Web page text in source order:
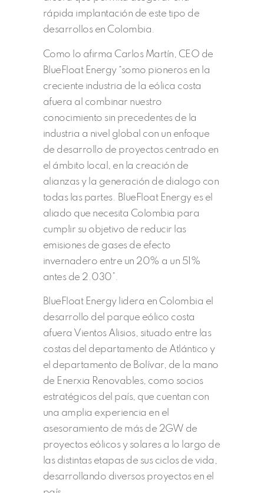
rápida implantación de este tipo de
desarrollos en Colombia.
Como lo afirma Carlos Martín, CEO de
BlueFloat Energy “somo pioneros en la
creciente industria de la eólica costa
afuera al combinar nuestro
conocimiento sin precedentes de la
industria a nivel global con un enfoque
de desarrollo de proyectos centrado en
el ámbito local, en la creación de
alianzas y la generación de dialogo con
todas las partes. BlueFloat Energy es el
aliado que necesita Colombia para
cumplir su objetivo de reducir las
emisiones de gases de efecto
invernadero entre un 20% a un 51%
antes de 2.030”.
BlueFloat Energy lidera en Colombia el
desarrollo del parque eólico costa
afuera Vientos Alisios, situado entre las
costas del departamento de Atlántico y
el departamento de Bolívar, de la mano
de Enerxia Renovables, como socios
estratégicos del país, que cuentan con
una amplia experiencia en el
asesoramiento de más de 2GW de
proyectos eólicos y solares a lo largo de
las distintas etapas de sus ciclos de vida,
desarrollando diversos proyectos en el